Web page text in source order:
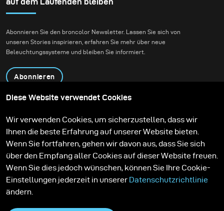
Abonnieren Sie den broncolor Newsletter. Lassen Sie sich von
unseren Stories inspirieren, erfahren Sie mehr über neue
Beleuchtungssysteme und bleiben Sie informiert.
Abonnieren
Kontakt
Technologien
Contribute to our blog
Lernen
Support
Karriere
Media Center
Diese Website verwendet Cookies
Wir verwenden Cookies, um sicherzustellen, dass wir
Ihnen die beste Erfahrung auf unserer Website bieten.
Wenn Sie fortfahren, gehen wir davon aus, dass Sie sich
über den Empfang aller Cookies auf dieser Website freuen.
Wenn Sie dies jedoch wünschen, können Sie Ihre Cookie-
Einstellungen jederzeit in unserer Datenschutzrichtlinie
ändern.